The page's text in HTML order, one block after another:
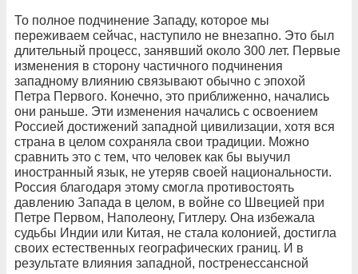
То полное подчинение Западу, которое мы
переживаем сейчас, наступило не внезапно. Это был
длительный процесс, занявший около 300 лет. Первые
изменения в сторону частичного подчинения
западному влиянию связывают обычно с эпохой
Петра Первого. Конечно, это приближенно, начались
они раньше. Эти изменения начались с освоением
Россией достижений западной цивилизации, хотя вся
страна в целом сохраняла свои традиции. Можно
сравнить это с тем, что человек как бы выучил
иностранный язык, не утеряв своей национальности.
Россия благодаря этому смогла противостоять
давлению Запада в целом, в войне со Швецией при
Петре Первом, Наполеону, Гитлеру. Она избежала
судьбы Индии или Китая, не стала колонией, достигла
своих естественных географических границ. И в
результате влияния западной, постренессансной